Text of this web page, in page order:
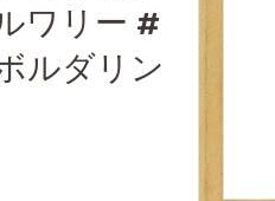
ワリー #
ルダリン